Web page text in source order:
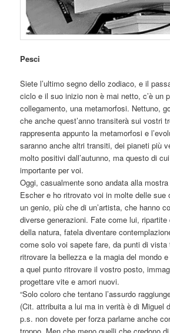
Pesci
Siete l’ultimo segno dello zodiaco, e il
ciclo e il suo inizio non è mai netto, c’è un
collegamento, una metamorfosi. Nettuno,
che anche quest’anno transiterà sui vostri
rappresenta appunto la metamorfosi e
saranno anche altri transiti, dei pianeti più
molto positivi dall’autunno, ma questo di
importante per voi.
Oggi, casualmente sono andata alla
Escher e ho ritrovato voi in molte delle sue
un genio, più che di un’artista, che hanno
diverse generazioni. Fate come lui, ripartite
della natura, fatela diventare
come solo voi sapete fare, da punti di
ritrovare la bellezza e la magia del mondo
a quel punto ritrovare il vostro posto,
progettare vite e amori nuovi.
“Solo coloro che tentano l’assurdo
(Cit. attribuita a lui ma in verità è di Miguel
p.s. non dovete per forza parlarne anche